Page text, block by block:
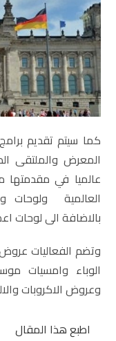
كما سيتم تقديم
المعرض والملتقى
عالميا في
العالمية ولوحات
بالاضافة الى لوحات
وتضم الفعاليات
الوباء وامسيات
وعروض الاكروبات
اطبع هذا المقال